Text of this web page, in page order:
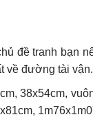
đề tranh bạn
về đường tài vận.
38x54cm,